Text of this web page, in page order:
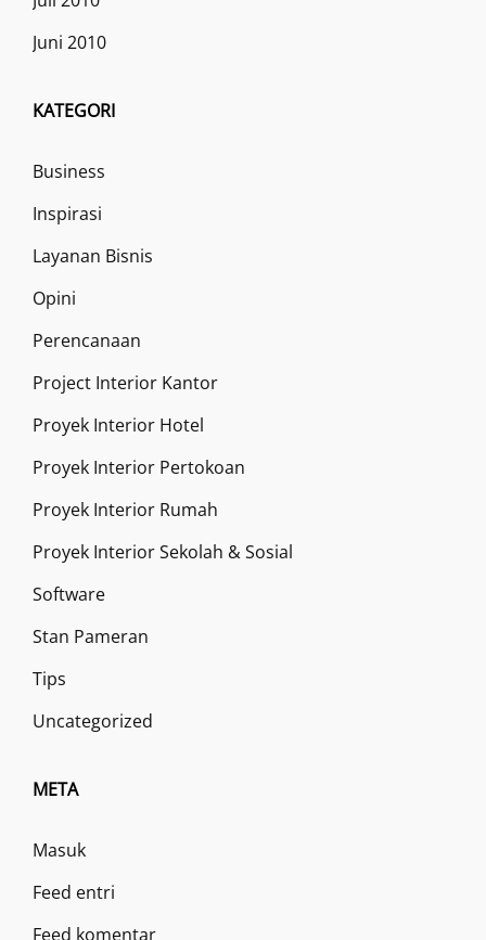
Juni 2010
KATEGORI
Business
Inspirasi
Layanan Bisnis
Opini
Perencanaan
Project Interior Kantor
Proyek Interior Hotel
Proyek Interior Pertokoan
Proyek Interior Rumah
Proyek Interior Sekolah & Sosial
Software
Stan Pameran
Tips
Uncategorized
META
Masuk
Feed entri
Feed komentar